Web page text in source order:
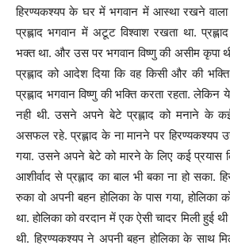
हिरण्यकश्यप के घर में भगवान में आस्था रखने वाला
प्रह्लाद भगवान में अटूट विश्वाश रखता था.
भक्त था. और उस पर भगवान विष्णु की असीम कृपा
प्रह्लाद को आदेश दिया कि वह किसी और की
प्रह्लाद भगवान विष्णु की भक्ति करता रहता. लेकिन
नही थी. उसने अपने बेटे प्रह्लाद को मनाने के
असफल रहे. प्रह्लाद के ना मानने पर हिरण्यकश्यप
गया. उसने अपने बेटे को मारने के लिए कई प्रयास
आशीर्वाद से प्रह्लाद का बाल भी बका ना हो सका.
रुका वो अपनी बहन होलिका के पास गया, होलिका
था. होलिका को वरदान में एक ऐसी चादर मिली हुई
थी. हिरण्यकश्यप ने अपनी बहन होलिका के साथ